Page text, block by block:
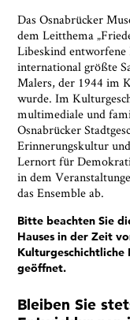
Das Osnabrücker
dem Leitthema
Libeskind entworfene
international größte
Malers, der 1944 im
wurde. Im
multimediale und
Osnabrücker
Erinnerungskultur
Lernort für
in dem
das Ensemble ab.
Bitte beachten Sie
Hauses in der Zeit
Kulturgeschichtliche
geöffnet.
Bleiben Sie